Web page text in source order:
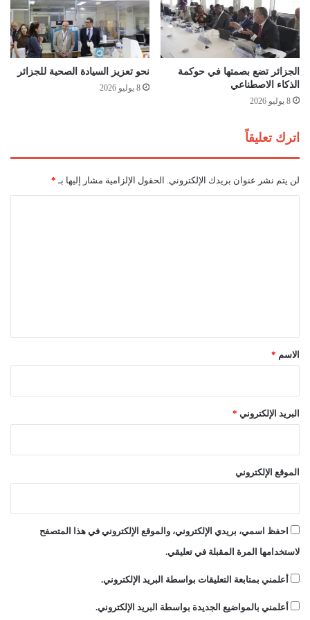
ل
م
خ
ص
ص
ل
أ
ل
ي
ز
ت
ح
ق
ي
ق
أ
ب
ي
الجزائر تضع بصمتها في حوكمة
الذكاء الاصطناعي
8 يوليو 2026
نحو تعزيز السيادة الصحية للجزائر
8 يوليو 2026
اترك تعليقاً
لن يتم نشر عنوان بريدك الإلكتروني. الحقول الإلزامية مشار إليها بـ *
*الاسم *
البريد الإلكتروني *
الموقع الإلكتروني
احفظ اسمي، بريدي الإلكتروني، والموقع الإلكتروني في هذا المتصفح
لاستخدامها المرة المقبلة في تعليقي.
أعلمني بمتابعة التعليقات بواسطة البريد الإلكتروني.
أعلمني بالمواضيع الجديدة بواسطة البريد الإلكتروني.